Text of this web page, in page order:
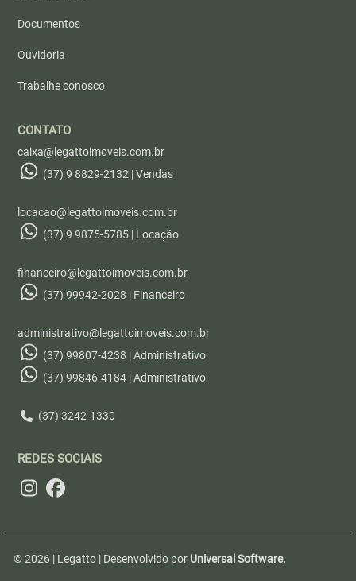
Documentos
Ouvidoria
Trabalhe conosco
CONTATO
caixa@legattoimoveis.com.br
(37) 9 8829-2132 | Vendas
locacao@legattoimoveis.com.br
(37) 9 9875-5785 | Locação
financeiro@legattoimoveis.com.br
(37) 99942-2028 | Financeiro
administrativo@legattoimoveis.com.br
(37) 99807-4238 | Administrativo
(37) 99846-4184 | Administrativo
(37) 3242-1330
REDES SOCIAIS
© 2026 | Legatto | Desenvolvido por Universal Software.